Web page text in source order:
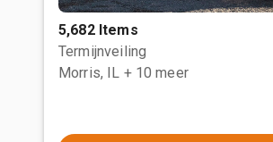
5,682 Items
Termijnveiling
Morris, IL + 10 meer